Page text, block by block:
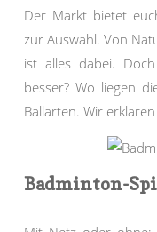
Der Markt bietet
zur Auswahl. Von
ist alles dabei.
besser? Wo liegen
Ballarten. Wir
Badminton-